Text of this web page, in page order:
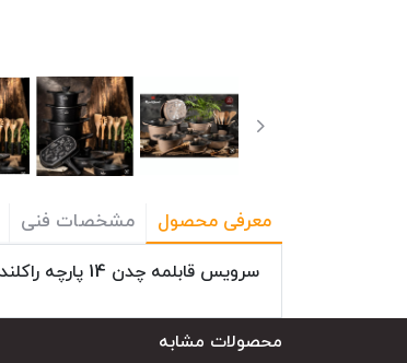
معرفی محصول مشخصات فنی
سرویس قابلمه چدن 14 پارچه راکلند
محصولات مشابه